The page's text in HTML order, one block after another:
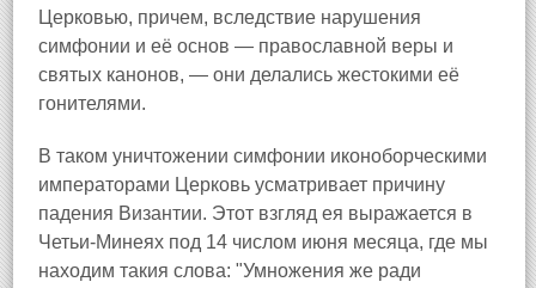
Церковью, причем, вследствие нарушения
симфонии и её основ — православной веры и
святых канонов, — они делались жестокими её
гонителями.
В таком уничтожении симфонии иконоборческими
императорами Церковь усматривает причину
падения Византии. Этот взгляд ея выражается в
Четьи-Минеях под 14 числом июня месяца, где мы
находим такия слова: "Умножения же ради